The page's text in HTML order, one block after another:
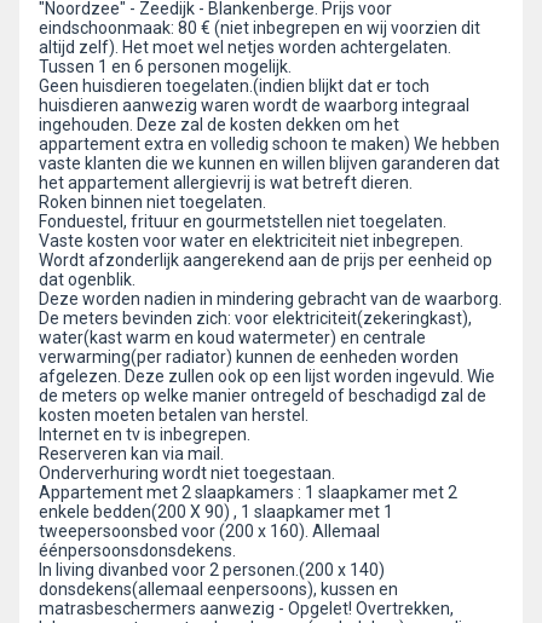
"Noordzee" - Zeedijk - Blankenberge. Prijs voor
eindschoonmaak: 80 € (niet inbegrepen en wij voorzien dit
altijd zelf). Het moet wel netjes worden achtergelaten.
Tussen 1 en 6 personen mogelijk.
Geen huisdieren toegelaten.(indien blijkt dat er toch
huisdieren aanwezig waren wordt de waarborg integraal
ingehouden. Deze zal de kosten dekken om het
appartement extra en volledig schoon te maken) We hebben
vaste klanten die we kunnen en willen blijven garanderen dat
het appartement allergievrij is wat betreft dieren.
Roken binnen niet toegelaten.
Fonduestel, frituur en gourmetstellen niet toegelaten.
Vaste kosten voor water en elektriciteit niet inbegrepen.
Wordt afzonderlijk aangerekend aan de prijs per eenheid op
dat ogenblik.
Deze worden nadien in mindering gebracht van de waarborg.
De meters bevinden zich: voor elektriciteit(zekeringkast),
water(kast warm en koud watermeter) en centrale
verwarming(per radiator) kunnen de eenheden worden
afgelezen. Deze zullen ook op een lijst worden ingevuld. Wie
de meters op welke manier ontregeld of beschadigd zal de
kosten moeten betalen van herstel.
Internet en tv is inbegrepen.
Reserveren kan via mail.
Onderverhuring wordt niet toegestaan.
Appartement met 2 slaapkamers : 1 slaapkamer met 2
enkele bedden(200 X 90) , 1 slaapkamer met 1
tweepersoonsbed voor (200 x 160). Allemaal
éénpersoonsdonsdekens.
In living divanbed voor 2 personen.(200 x 140)
donsdekens(allemaal eenpersoons), kussen en
matrasbeschermers aanwezig - Opgelet! Overtrekken,